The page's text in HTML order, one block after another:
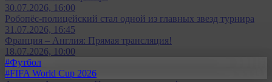
30.07.2026, 16:00
Робопёс-полицейский стал одной из главных звезд турнира
31.07.2026, 16:45
Франция – Англия: Прямая трансляция!
18.07.2026, 10:00
#Футбол
#FIFA World Cup 2026